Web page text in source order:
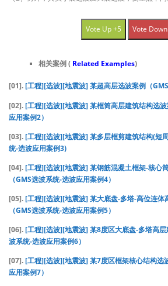
Vote Up +5 Vote Down
相关案例 ( Related Examples)
[01].[工程][选波][地震波] 某超高层选波案例（
[02].[工程][选波][地震波] 某框筒高层建筑结构选
应用案例2）
[03].[工程][选波][地震波] 某多层框剪建筑结构(短
统-选波应用案例3)
[04].[工程][选波][地震波] 某钢筋混凝土框架-核心
（GMS选波系统-选波应用案例4）
[05].[工程][选波][地震波] 某大底盘-多塔-高位连体
（GMS选波系统-选波应用案例5）
[06].[工程][选波][地震波] 某8度区大底盘-多塔高
波系统-选波应用案例6）
[07].[工程][选波][地震波] 某7度区框架核心结构选
应用案例7）